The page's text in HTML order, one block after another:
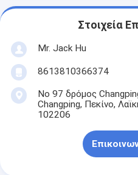
Στοιχεία
Mr. Jack Hu
8613810366374
Νο 97 δρόμος
Changping, Πεκίνο,
102206